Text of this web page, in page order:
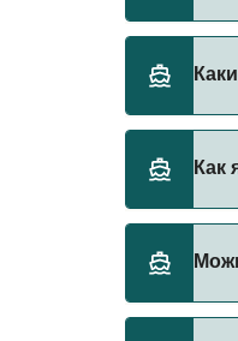
Цена
Как
паромы.